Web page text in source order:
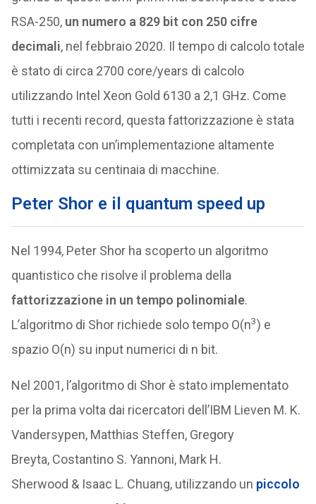
RSA-250, un numero a 829 bit con 250 cifre
decimali, nel febbraio 2020. Il tempo di calcolo totale
è stato di circa 2700 core/years di calcolo
utilizzando Intel Xeon Gold 6130 a 2,1 GHz. Come
tutti i recenti record, questa fattorizzazione è stata
completata con un’implementazione altamente
ottimizzata su centinaia di macchine.
Peter Shor e il quantum speed up
Nel 1994, Peter Shor ha scoperto un algoritmo
quantistico che risolve il problema della
fattorizzazione in un tempo polinomiale.
L’algoritmo di Shor richiede solo tempo O(n3) e
spazio O(n) su input numerici di n bit.
Nel 2001, l’algoritmo di Shor è stato implementato
per la prima volta dai ricercatori dell’IBM Lieven M. K.
Vandersypen, Matthias Steffen, Gregory
Breyta, Costantino S. Yannoni, Mark H.
Sherwood & Isaac L. Chuang, utilizzando un piccolo